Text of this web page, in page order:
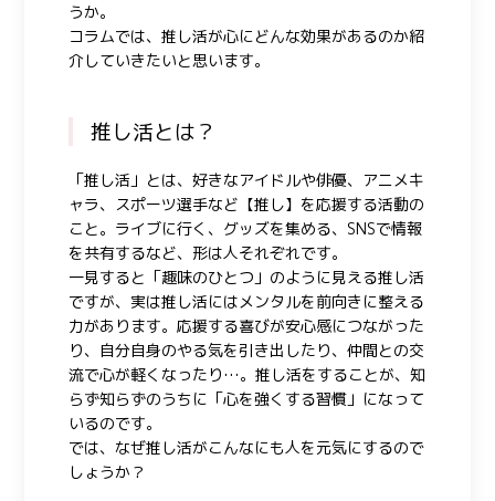
うか。
コラムでは、推し活が心にどんな効果があるのか紹
介していきたいと思います。
推し活とは？
「推し活」とは、好きなアイドルや俳優、アニメキ
ャラ、スポーツ選手など【推し】を応援する活動の
こと。ライブに行く、グッズを集める、SNSで情報
を共有するなど、形は人それぞれです。
一見すると「趣味のひとつ」のように見える推し活
ですが、実は推し活にはメンタルを前向きに整える
力があります。応援する喜びが安心感につながった
り、自分自身のやる気を引き出したり、仲間との交
流で心が軽くなったり…。推し活をすることが、知
らず知らずのうちに「心を強くする習慣」になって
いるのです。
では、なぜ推し活がこんなにも人を元気にするので
しょうか？